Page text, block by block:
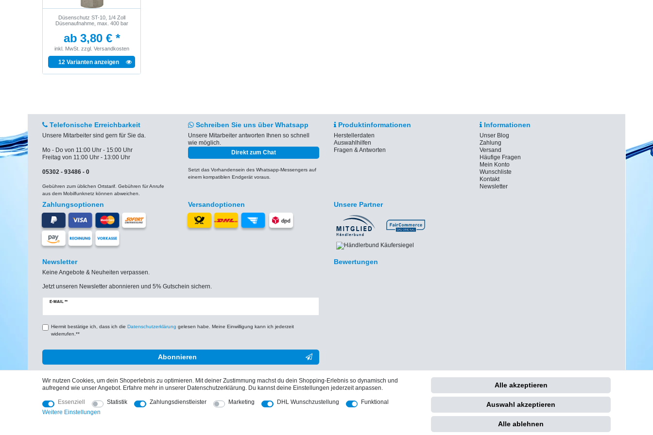
Düsenschutz ST-10, 1/4 Zoll
Düsenaufnahme, max. 400 bar
ab 3,80 € *
inkl. MwSt. zzgl. Versandkosten
12 Varianten anzeigen
Telefonische Erreichbarkeit
Unsere Mitarbeiter sind gern für Sie da.
Mo - Do von 11:00 Uhr - 15:00 Uhr
Freitag von 11:00 Uhr - 13:00 Uhr
05302 - 93486 - 0
Gebühren zum üblichen Ortstarif. Gebühren für Anrufe
aus dem Mobilfunknetz können abweichen.
Schreiben Sie uns über Whatsapp
Unsere Mitarbeiter antworten Ihnen so schnell
wie möglich.
Direkt zum Chat
Setzt das Vorhandensein des Whatsapp-Messengers auf
einem kompatiblen Endgerät voraus.
Produktinformationen
Herstellerdaten
Auswahlhilfen
Fragen & Antworten
Informationen
Unser Blog
Zahlung
Versand
Häufige Fragen
Mein Konto
Wunschliste
Kontakt
Newsletter
Zahlungsoptionen Versandoptionen Unsere Partner
Newsletter
Keine Angebote & Neuheiten verpassen.
Jetzt unseren Newsletter abonnieren und 5% Gutschein sichern.
E-MAIL **
Newsletter
Hiermit bestätige ich, dass ich die Daten­schutz­erklärung gelesen habe. Meine Einwilligung kann ich jederzeit
widerrufen.**
Abonnieren
** Hierbei handelt es sich um ein Pflichtfeld.
Bewertungen
Impressum Daten­schutz­erklärung AGB Widerrufs­recht Vertrag widerrufen
Wir nutzen Cookies, um dein Shoperlebnis zu optimieren. Mit deiner Zustimmung machst du dein Shopping-Erlebnis so dynamisch und
aufregend wie unser Angebot. Erfahre mehr in unserer Datenschutzerklärung. Du kannst deine Einstellungen jederzeit anpassen.
Essenziell Statistik Zahlungsdienstleister Marketing DHL Wunschzustellung
Funktional
Weitere Einstellungen
Alle akzeptieren
Alle ablehnen
Auswahl akzeptieren